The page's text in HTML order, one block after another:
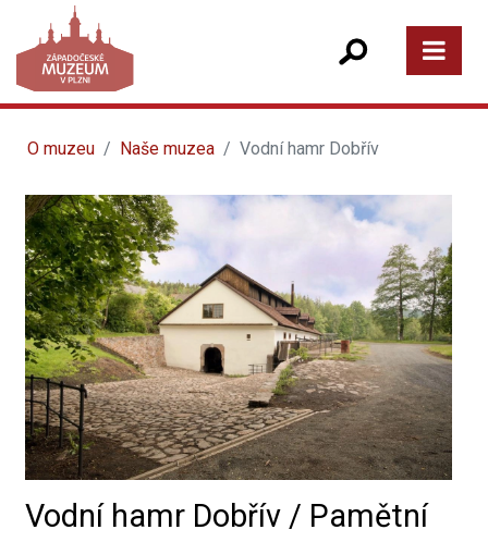
O muzeu Naše muzea Vodní hamr Dobřív
Vodní hamr Dobřív / Pamětní